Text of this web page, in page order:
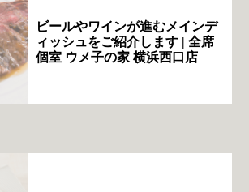
ビールやワインが進むメインデ
ィッシュをご紹介します | 全席
個室 ウメ子の家 横浜西口店